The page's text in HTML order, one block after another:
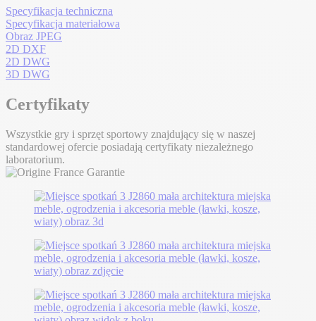
Specyfikacja techniczna
Specyfikacja materiałowa
Obraz JPEG
2D DXF
2D DWG
3D DWG
Certyfikaty
Wszystkie gry i sprzęt sportowy znajdujący się w naszej
standardowej ofercie posiadają certyfikaty niezależnego
laboratorium.